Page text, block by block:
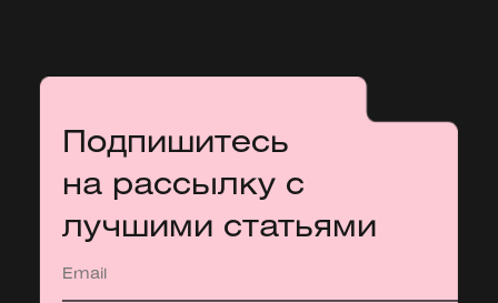
Подпишитесь
на рассылку с
лучшими статьями